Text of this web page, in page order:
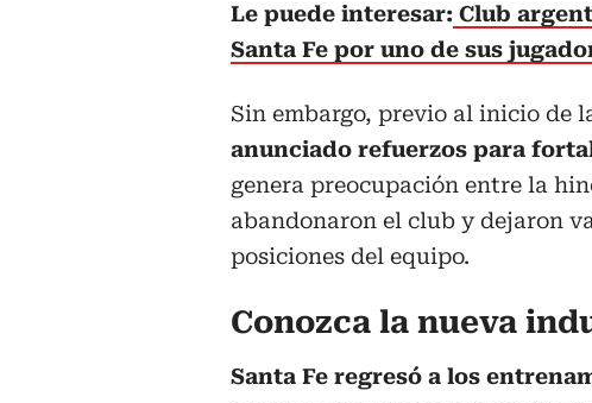
Le puede interesar: Club
Santa Fe por uno de sus
Sin embargo, previo al inicio de
anunciado refuerzos para
genera preocupación entre la
abandonaron el club y dejaron
posiciones del equipo.
Conozca la nueva
Santa Fe regresó a los